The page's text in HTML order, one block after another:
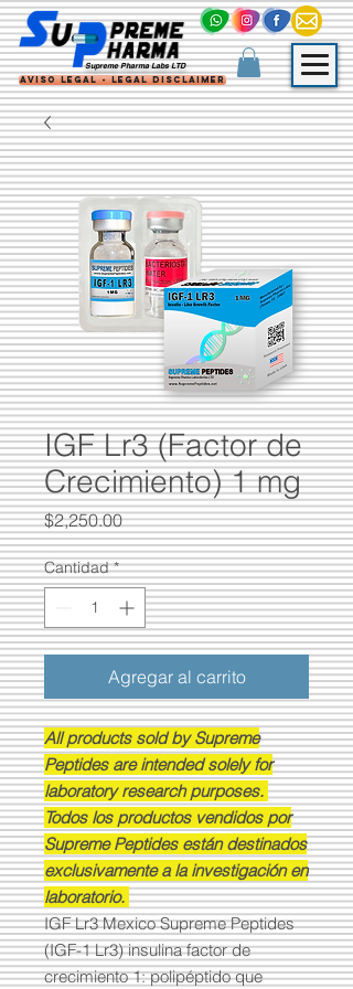
Supreme Pharma Labs LTD
Aviso Legal - Legal Disclaimer
IGF Lr3 (Factor de
Crecimiento) 1 mg
$2,250.00Precio
Cantidad *
Agregar al carrito
All products sold by Supreme
Peptides are intended solely for
laboratory research purposes.
Todos los productos vendidos por
Supreme Peptides están destinados
exclusivamente a la investigación en
laboratorio.
IGF Lr3 Mexico Supreme Peptides
(IGF-1 Lr3) insulina factor de
crecimiento 1: polipéptido que